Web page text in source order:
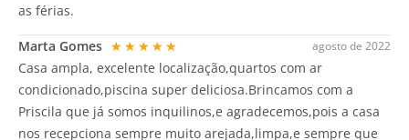
as férias.
agosto de 2022
Marta Gomes ★★★★★
Casa ampla, excelente localização,quartos com ar
condicionado,piscina super deliciosa.Brincamos com a
Priscila que já somos inquilinos,e agradecemos,pois a casa
nos recepciona sempre muito arejada,limpa,e sempre que